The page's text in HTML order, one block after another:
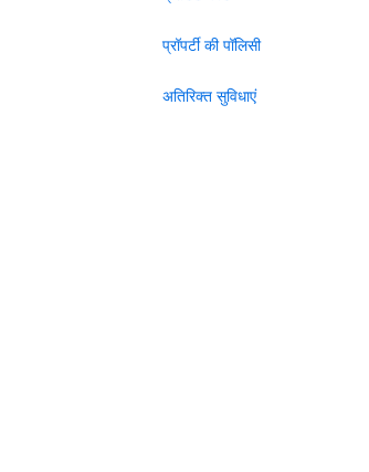
प्रॉपर्टी की पॉलिसी
अतिरिक्त सुविधाएं